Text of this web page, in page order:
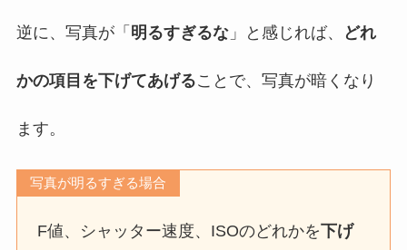
逆に、写真が「 明るすぎるな」と感じれば、 どれ
かの項目を下げてあげることで、写真が暗くなり
ます。
写真が明るすぎる場合
F値、シャッター速度、ISOのどれかを下げ